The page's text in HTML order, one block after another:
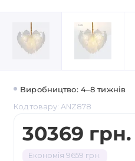
Виробництво: 4–8 тижнів
Код товару: ANZ878
30369 грн.
Економія 9659 грн.